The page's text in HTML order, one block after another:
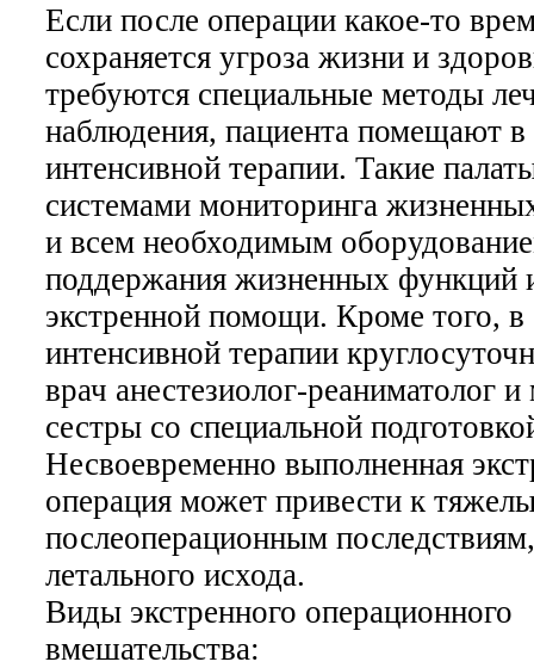
Если после операции какое-то
сохраняется угроза жизни и
требуются специальные методы
наблюдения, пациента помещают в
интенсивной терапии. Такие
системами мониторинга
и всем необходимым
поддержания жизненных функций
экстренной помощи. Кроме того, в
интенсивной терапии
врач анестезиолог-реаниматолог
сестры со специальной
Несвоевременно выполненная
операция может привести к
послеоперационным
летального исхода.
Виды экстренного операционного
вмешательства: